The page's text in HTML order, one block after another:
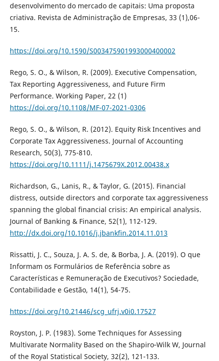
desenvolvimento do mercado de capitais: Uma proposta
criativa. Revista de Administração de Empresas, 33 (1),06-
15.
https://doi.org/10.1590/S003475901993000400002
Rego, S. O., & Wilson, R. (2009). Executive Compensation,
Tax Reporting Aggressiveness, and Future Firm
Performance. Working Paper, 22 (1)
https://doi.org/10.1108/MF-07-2021-0306
Rego, S. O., & Wilson, R. (2012). Equity Risk Incentives and
Corporate Tax Aggressiveness. Journal of Accounting
Research, 50(3), 775-810.
https://doi.org/10.1111/j.1475679X.2012.00438.x
Richardson, G., Lanis, R., & Taylor, G. (2015). Financial
distress, outside directors and corporate tax aggressiveness
spanning the global financial crisis: An empirical analysis.
Journal of Banking & Finance, 52(1), 112-129.
http://dx.doi.org/10.1016/j.jbankfin.2014.11.013
Rissatti, J. C., Souza, J. A. S. de, & Borba, J. A. (2019). O que
Informam os Formulários de Referência sobre as
Características e Remuneração de Executivos? Sociedade,
Contabilidade e Gestão, 14(1), 54-75.
https://doi.org/10.21446/scg_ufrj.v0i0.17527
Royston, J. P. (1983). Some Techniques for Assessing
Multivarate Normality Based on the Shapiro‐Wilk W, Journal
of the Royal Statistical Society, 32(2), 121-133.